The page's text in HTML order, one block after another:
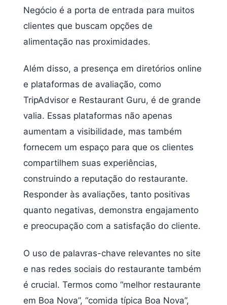
Negócio é a porta de entrada para muitos
clientes que buscam opções de
alimentação nas proximidades.
Além disso, a presença em diretórios online
e plataformas de avaliação, como
TripAdvisor e Restaurant Guru, é de grande
valia. Essas plataformas não apenas
aumentam a visibilidade, mas também
fornecem um espaço para que os clientes
compartilhem suas experiências,
construindo a reputação do restaurante.
Responder às avaliações, tanto positivas
quanto negativas, demonstra engajamento
e preocupação com a satisfação do cliente.
O uso de palavras-chave relevantes no site
e nas redes sociais do restaurante também
é crucial. Termos como “melhor restaurante
em Boa Nova”, “comida típica Boa Nova”,